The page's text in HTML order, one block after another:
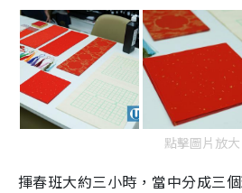
點擊圖片放大
揮春班大約三小時，當中分成三